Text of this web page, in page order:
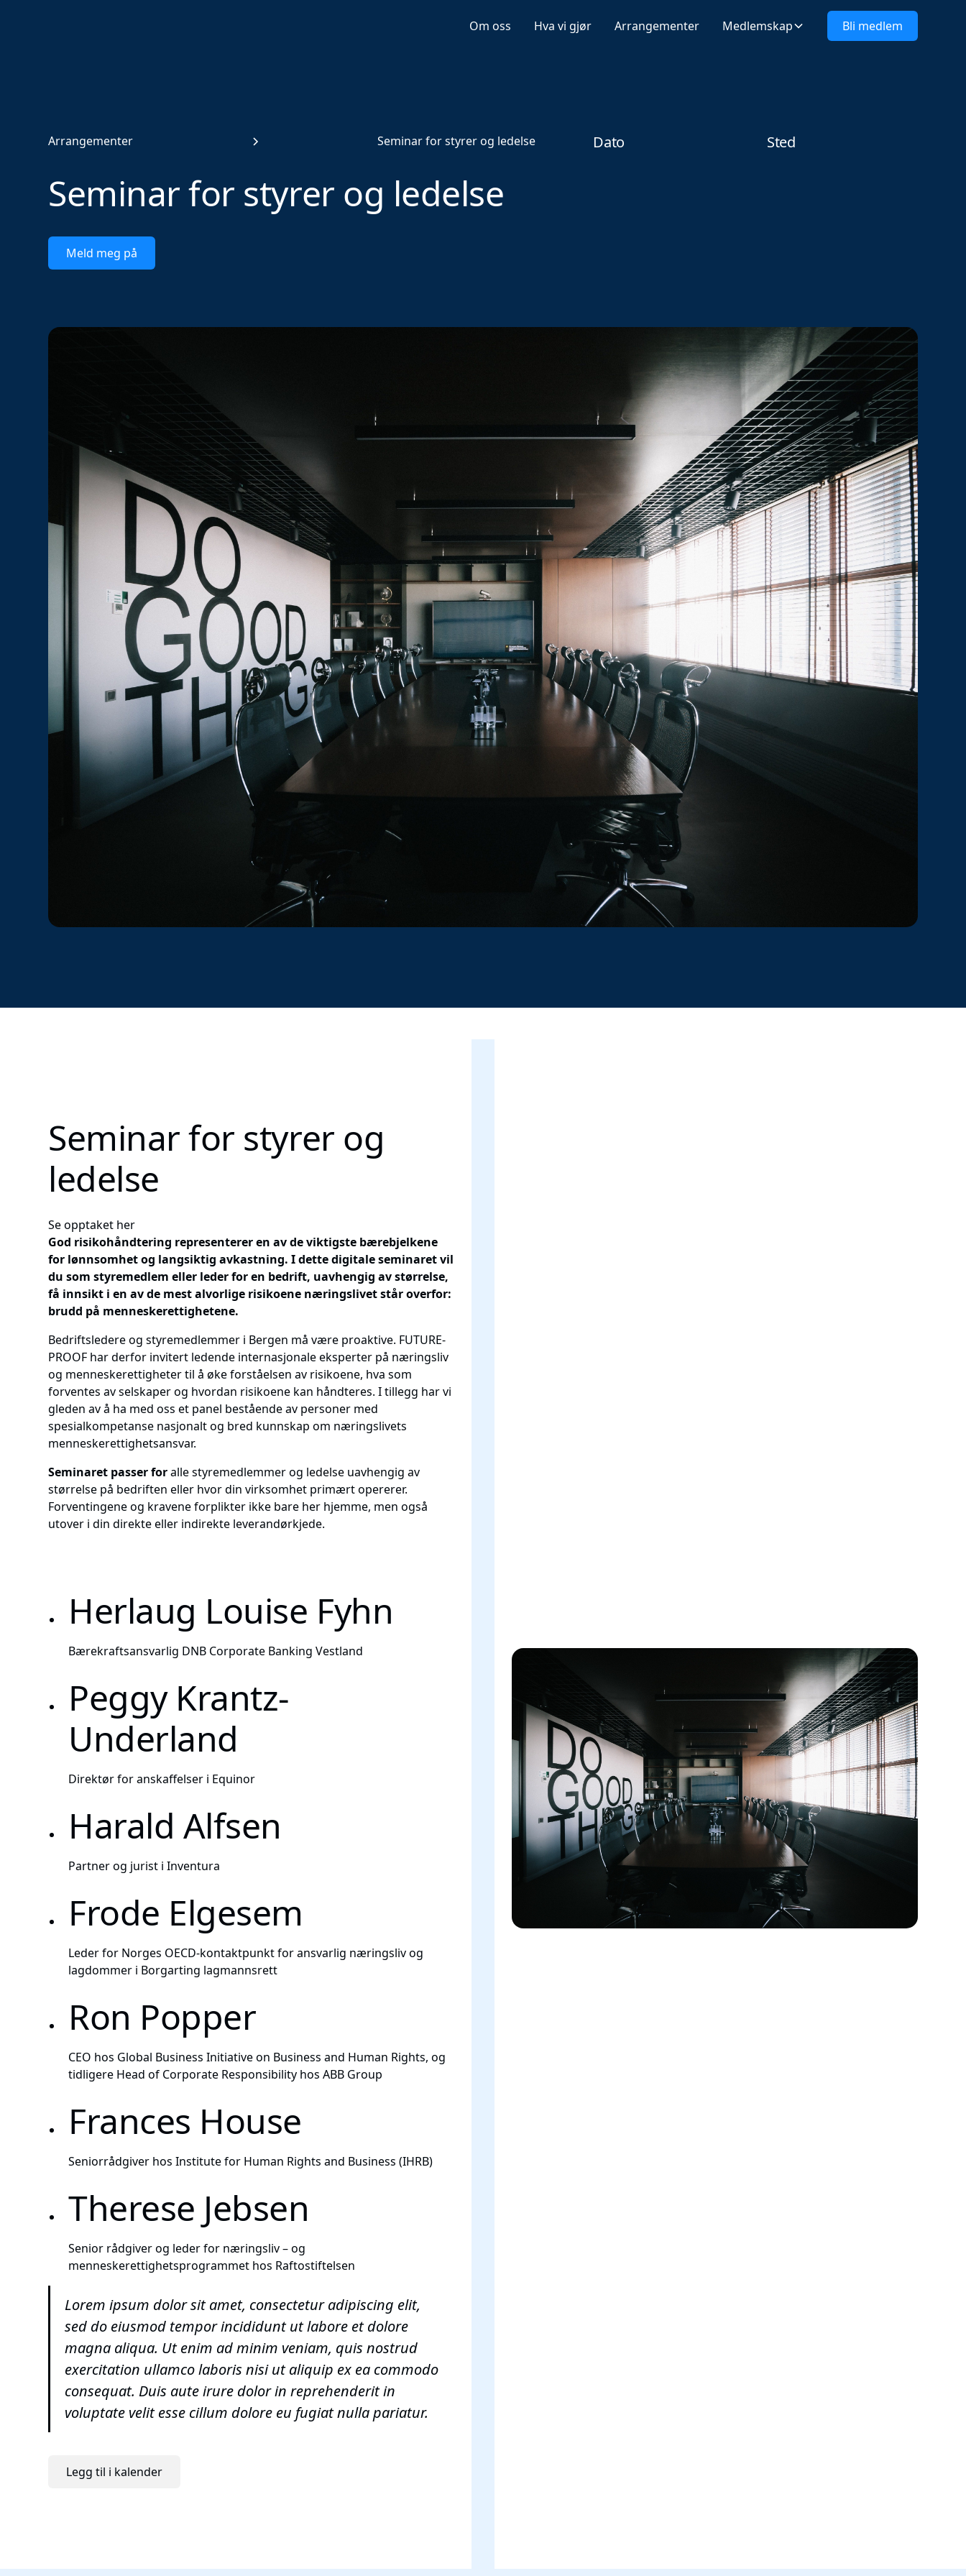
Om oss Hva vi gjør Arrangementer Medlemskap Bli medlem
Arrangementer Seminar for styrer og ledelse
Seminar for styrer og ledelse
Meld meg på
Dato Sted
Seminar for styrer og
ledelse
Se opptaket her
God risikohåndtering representerer en av de viktigste bærebjelkene
for lønnsomhet og langsiktig avkastning. I dette digitale seminaret vil
du som styremedlem eller leder for en bedrift, uavhengig av størrelse,
få innsikt i en av de mest alvorlige risikoene næringslivet står overfor:
brudd på menneskerettighetene.
Bedriftsledere og styremedlemmer i Bergen må være proaktive. FUTURE-
PROOF har derfor invitert ledende internasjonale eksperter på næringsliv
og menneskerettigheter til å øke forståelsen av risikoene, hva som
forventes av selskaper og hvordan risikoene kan håndteres. I tillegg har vi
gleden av å ha med oss et panel bestående av personer med
spesialkompetanse nasjonalt og bred kunnskap om næringslivets
menneskerettighetsansvar.
Seminaret passer foralle styremedlemmer og ledelse uavhengig av
størrelse på bedriften eller hvor din virksomhet primært opererer.
Forventingene og kravene forplikter ikke bare her hjemme, men også
utover i din direkte eller indirekte leverandørkjede.
Herlaug Louise Fyhn
Bærekraftsansvarlig DNB Corporate Banking Vestland
Peggy Krantz-
Underland
Direktør for anskaffelser i Equinor
Harald Alfsen
Partner og jurist i Inventura
Frode Elgesem
Leder for Norges OECD-kontaktpunkt for ansvarlig næringsliv og
lagdommer i Borgarting lagmannsrett
Ron Popper
CEO hos Global Business Initiative on Business and Human Rights, og
tidligere Head of Corporate Responsibility hos ABB Group
Frances House
Seniorrådgiver hos Institute for Human Rights and Business (IHRB)
Therese Jebsen
Senior rådgiver og leder for næringsliv – og
menneskerettighetsprogrammet hos Raftostiftelsen
Lorem ipsum dolor sit amet, consectetur adipiscing elit,
sed do eiusmod tempor incididunt ut labore et dolore
magna aliqua. Ut enim ad minim veniam, quis nostrud
exercitation ullamco laboris nisi ut aliquip ex ea commodo
consequat. Duis aute irure dolor in reprehenderit in
voluptate velit esse cillum dolore eu fugiat nulla pariatur.
Legg til i kalender